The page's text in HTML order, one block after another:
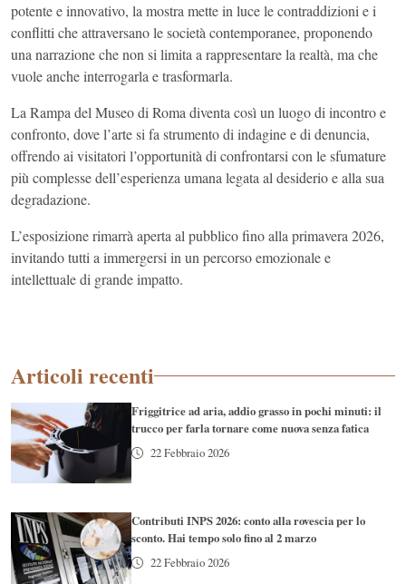
potente e innovativo, la mostra mette in luce le contraddizioni e i
conflitti che attraversano le società contemporanee, proponendo
una narrazione che non si limita a rappresentare la realtà, ma che
vuole anche interrogarla e trasformarla.
La Rampa del Museo di Roma diventa così un luogo di incontro e
confronto, dove l’arte si fa strumento di indagine e di denuncia,
offrendo ai visitatori l’opportunità di confrontarsi con le sfumature
più complesse dell’esperienza umana legata al desiderio e alla sua
degradazione.
L’esposizione rimarrà aperta al pubblico fino alla primavera 2026,
invitando tutti a immergersi in un percorso emozionale e
intellettuale di grande impatto.
Articoli recenti
Friggitrice ad aria, addio grasso in pochi minuti: il
trucco per farla tornare come nuova senza fatica
22 Febbraio 2026
Contributi INPS 2026: conto alla rovescia per lo
sconto. Hai tempo solo fino al 2 marzo
22 Febbraio 2026